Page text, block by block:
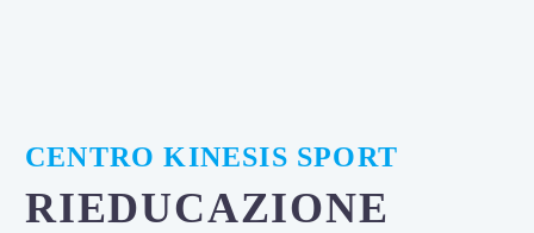
CENTRO KINESIS SPORT
RIEDUCAZIONE